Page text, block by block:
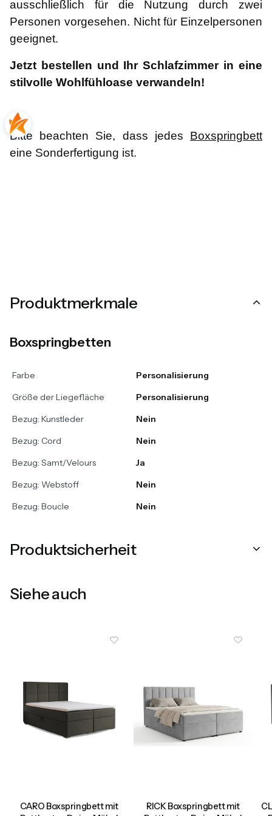
ausschließlich für die Nutzung durch zwei
Personen vorgesehen. Nicht für Einzelpersonen
geeignet.
Jetzt bestellen und Ihr Schlafzimmer in eine
stilvolle Wohlfühloase verwandeln!
Bitte beachten Sie, dass jedes Boxspringbett
eine Sonderfertigung ist.
Produktmerkmale
Boxspringbetten
Farbe
Personalisierung
Größe der Liegefläche
Personalisierung
Bezug: Kunstleder
Nein
Bezug: Cord
Nein
Bezug: Samt/Velours
Ja
Bezug: Webstoff
Nein
Bezug: Boucle
Nein
Produktsicherheit
Siehe auch
CARO Boxspringbett mit
RICK Boxspringbett mit